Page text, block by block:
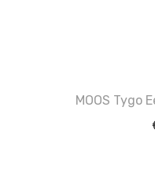
MOOS Tygo